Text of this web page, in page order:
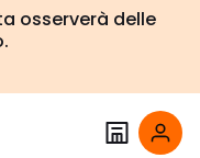
osserverà delle